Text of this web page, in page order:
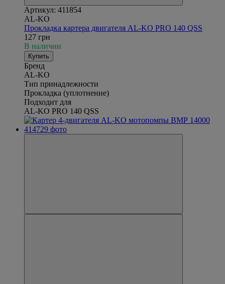
Артикул: 411854
AL-KO
Прокладка картера двигателя AL-KO PRO 140 QSS
127 грн
В наличии
Купить
Бренд
AL-KO
Тип принадлежности
Прокладка (уплотнение)
Подходит для
AL-KO PRO 140 QSS